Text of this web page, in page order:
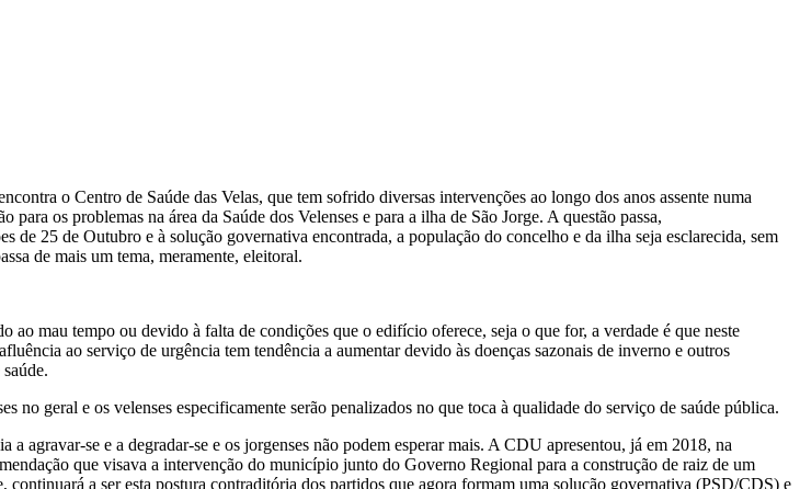
o Centro de Saúde das Velas, que tem sofrido diversas intervenções ao longo dos anos assente numa
os problemas na área da Saúde dos Velenses e para a ilha de São Jorge. A questão passa,
de 25 de Outubro e à solução governativa encontrada, a população do concelho e da ilha seja esclarecida, sem
de mais um tema, meramente, eleitoral.
mau tempo ou devido à falta de condições que o edifício oferece, seja o que for, a verdade é que neste
ao serviço de urgência tem tendência a aumentar devido às doenças sazonais de inverno e outros
no geral e os velenses especificamente serão penalizados no que toca à qualidade do serviço de saúde pública.
agravar-se e a degradar-se e os jorgenses não podem esperar mais. A CDU apresentou, já em 2018, na
que visava a intervenção do município junto do Governo Regional para a construção de raiz de um
a ser esta postura contraditória dos partidos que agora formam uma solução governativa (PSD/CDS) e